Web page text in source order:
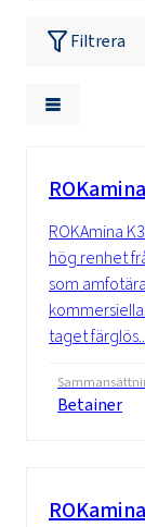
Filtrera
ROKAmina
hög renhet
som
taget
Betainer